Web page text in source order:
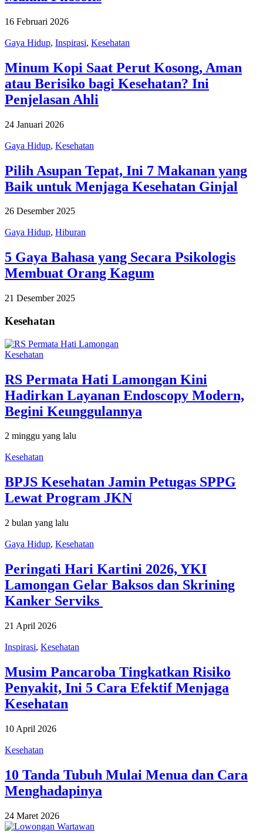
16 Februari 2026
Gaya Hidup, Inspirasi, Kesehatan
Minum Kopi Saat Perut Kosong, Aman
atau Berisiko bagi Kesehatan? Ini
Penjelasan Ahli
24 Januari 2026
Gaya Hidup, Kesehatan
Pilih Asupan Tepat, Ini 7 Makanan yang
Baik untuk Menjaga Kesehatan Ginjal
26 Desember 2025
Gaya Hidup, Hiburan
5 Gaya Bahasa yang Secara Psikologis
Membuat Orang Kagum
21 Desember 2025
Kesehatan
Kesehatan
RS Permata Hati Lamongan Kini
Hadirkan Layanan Endoscopy Modern,
Begini Keunggulannya
2 minggu yang lalu
Kesehatan
BPJS Kesehatan Jamin Petugas SPPG
Lewat Program JKN
2 bulan yang lalu
Gaya Hidup, Kesehatan
Peringati Hari Kartini 2026, YKI
Lamongan Gelar Baksos dan Skrining
Kanker Serviks
21 April 2026
Inspirasi, Kesehatan
Musim Pancaroba Tingkatkan Risiko
Penyakit, Ini 5 Cara Efektif Menjaga
Kesehatan
10 April 2026
Kesehatan
10 Tanda Tubuh Mulai Menua dan Cara
Menghadapinya
24 Maret 2026